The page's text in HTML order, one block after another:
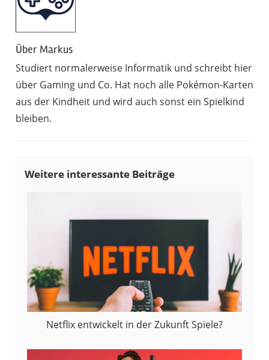
Über Markus
Studiert normalerweise Informatik und schreibt hier
über Gaming und Co. Hat noch alle Pokémon-Karten
aus der Kindheit und wird auch sonst ein Spielkind
bleiben.
Netflix entwickelt in der Zukunft Spiele?